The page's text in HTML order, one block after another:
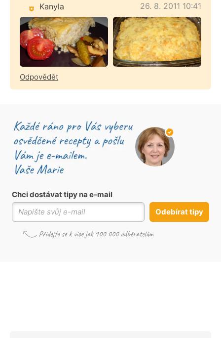
Kanyla 26. 8. 2011 10:41
Odpovědět
Chci dostávat tipy na e-mail
Odebírat tipy